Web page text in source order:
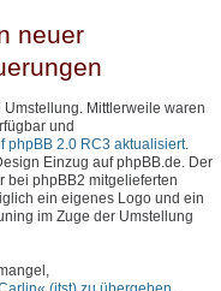
neuer
Mittlerweile waren
und
phpBB 2.0 RC3 aktualisiert.
Einzug auf phpBB.de. Der
bei phpBB2 mitgelieferten
ein eigenes Logo und ein
im Zuge der Umstellung